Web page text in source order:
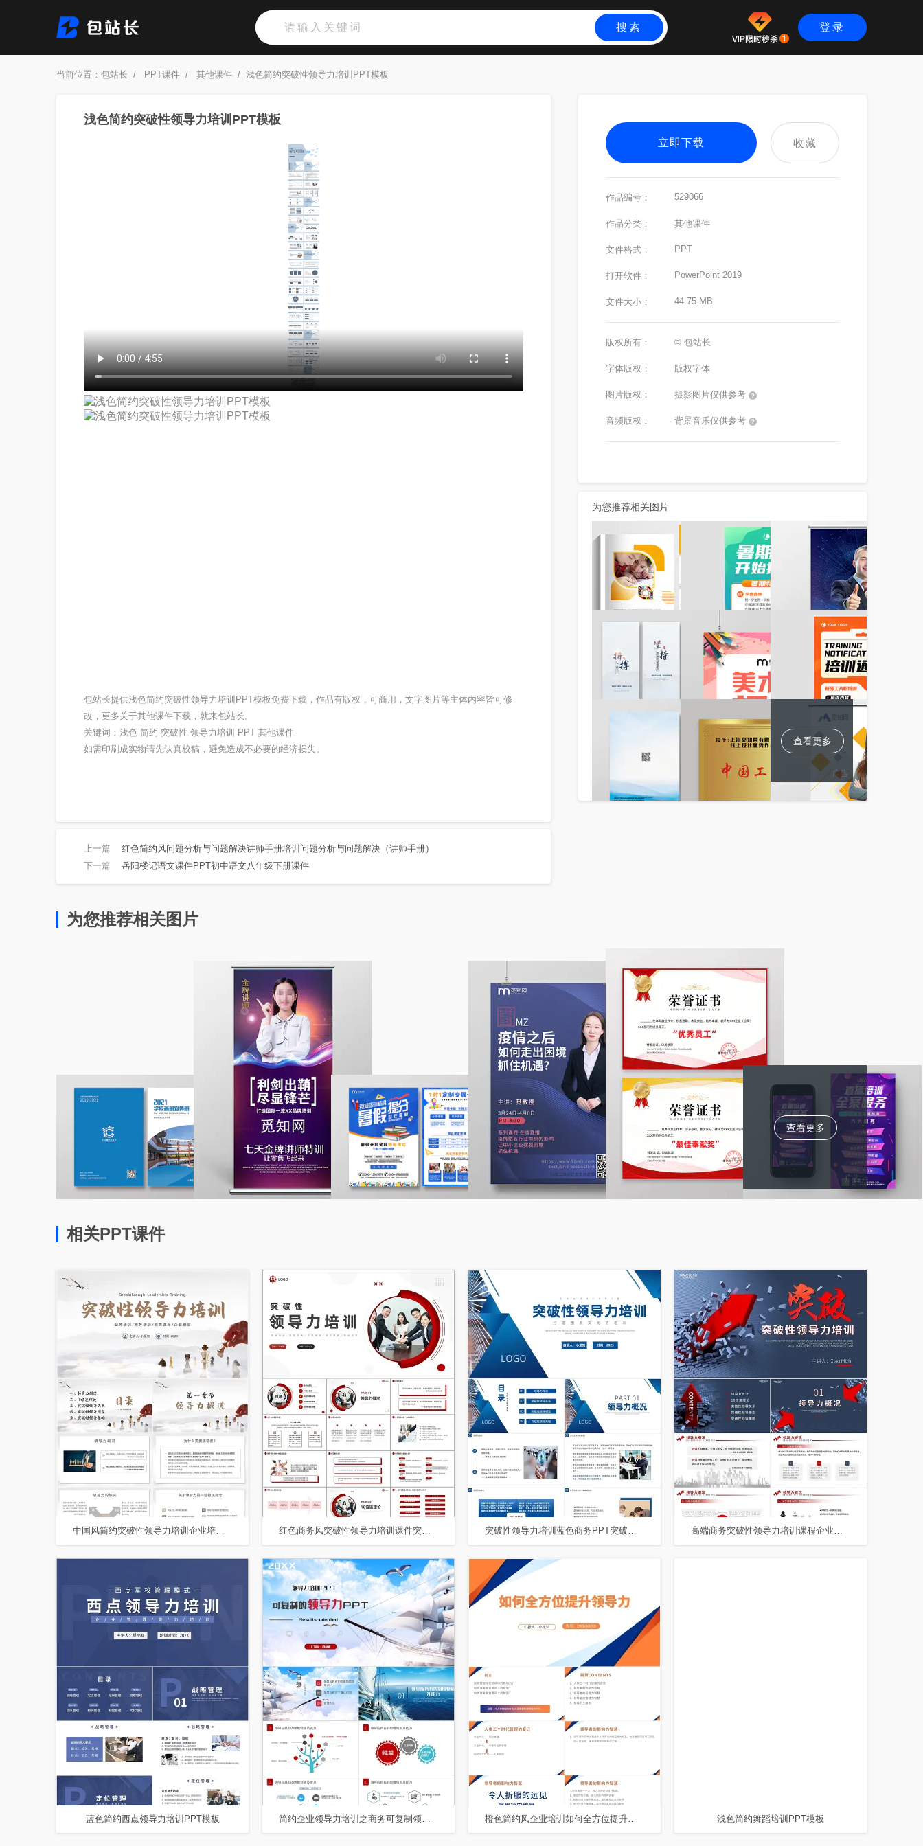
搜索 登录
当前位置： 包站长 / PPT课件 / 其他课件 / 浅色简约突破性领导力培训PPT模板
浅色简约突破性领导力培训PPT模板
包站长提供浅色简约突破性领导力培训PPT模板免费下载，作品有版权，可商用，文字图片等主体内容皆可修
改，更多关于其他课件下载，就来包站长。
关键词：浅色 简约 突破性 领导力培训 PPT 其他课件
如需印刷成实物请先认真校稿，避免造成不必要的经济损失。
上一篇 红色简约风问题分析与问题解决讲师手册培训问题分析与问题解决（讲师手册）
下一篇 岳阳楼记语文课件PPT初中语文八年级下册课件
立即下载 收藏
作品编号： 529066
作品分类： 其他课件
文件格式： PPT
打开软件： PowerPoint 2019
文件大小： 44.75 MB
版权所有： © 包站长
字体版权： 版权字体
图片版权： 摄影图片仅供参考
音频版权： 背景音乐仅供参考
为您推荐相关图片
查看更多
广告
为您推荐相关图片
查看更多
广告
相关PPT课件
中国风简约突破性领导力培训企业培训主题PPT模板 红色商务风突破性领导力培训课件突破性领导力培训课程 突破性领导力培训蓝色商务PPT突破性领导力培训课程 高端商务突破性领导力培训课程企业培训PPT模板
蓝色简约西点领导力培训PPT模板 简约企业领导力培训之商务可复制领导力知识培训PPT模板 橙色简约风企业培训如何全方位提升领导力PPT模板 浅色简约舞蹈培训PPT模板